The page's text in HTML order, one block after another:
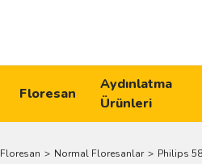
Floresan
Aydınlatma
Ürünleri
Floresan Normal Floresanlar Philips